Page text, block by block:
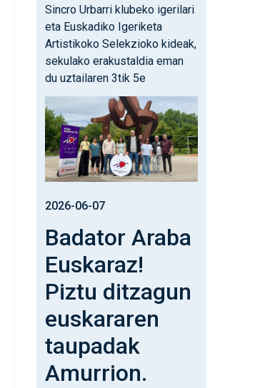
Sincro Urbarri klubeko igerilari
eta Euskadiko Igeriketa
Artistikoko Selekzioko kideak,
sekulako erakustaldia eman
du uztailaren 3tik 5e
Irudia
2026-06-07
Badator Araba
Euskaraz!
Piztu ditzagun
euskararen
taupadak
Amurrion.